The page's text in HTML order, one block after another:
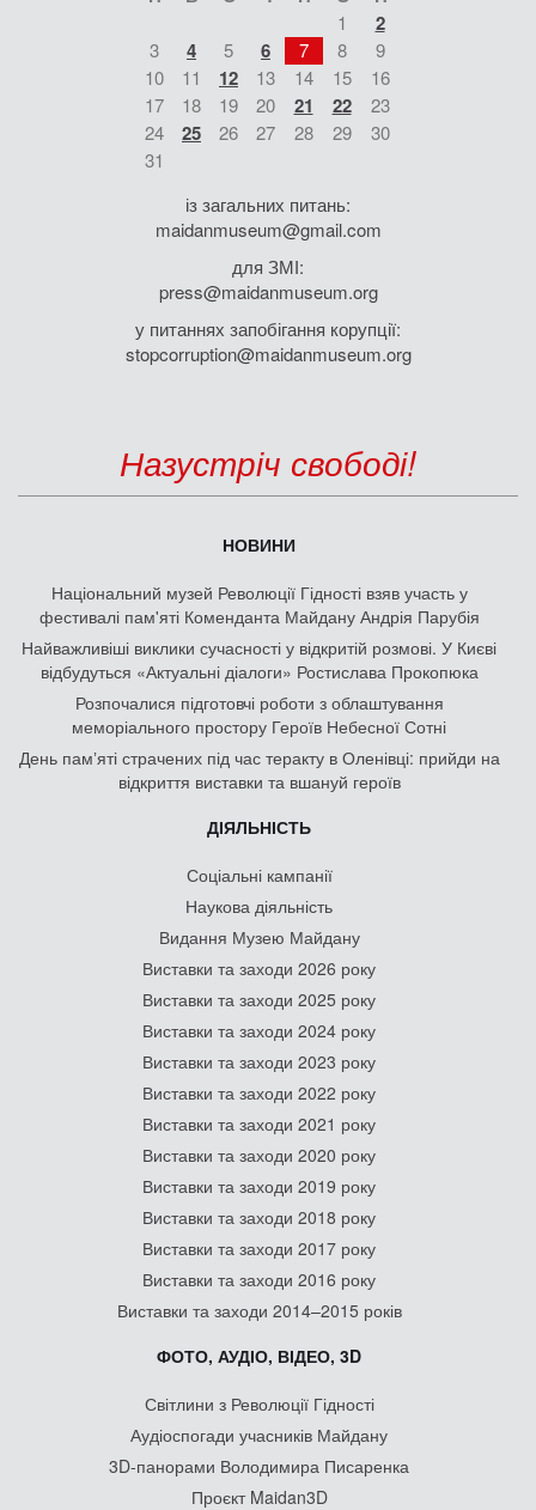
1 2
3 4 5 6 7 8
9
10
11 12 13 14 15
16
17
18 19 20 21 22
23
24
25 26 27 28 29
30
31
із загальних питань:
maidanmuseum@gmail.com
для ЗМІ:
press@maidanmuseum.org
у питаннях запобігання корупції:
stopcorruption@maidanmuseum.org
Назустріч свободі!
НОВИНИ
Національний музей Революції Гідності взяв участь у
фестивалі пам'яті Коменданта Майдану Андрія Парубія
Найважливіші виклики сучасності у відкритій розмові. У Києві
відбудуться «Актуальні діалоги» Ростислава Прокопюка
Розпочалися підготовчі роботи з облаштування
меморіального простору Героїв Небесної Сотні
День памʼяті страчених під час теракту в Оленівці: прийди на
відкриття виставки та вшануй героїв
ДІЯЛЬНІСТЬ
Соціальні кампанії
Наукова діяльність
Видання Музею Майдану
Виставки та заходи 2026 року
Виставки та заходи 2025 року
Виставки та заходи 2024 року
Виставки та заходи 2023 року
Виставки та заходи 2022 року
Виставки та заходи 2021 року
Виставки та заходи 2020 року
Виставки та заходи 2019 року
Виставки та заходи 2018 року
Виставки та заходи 2017 року
Виставки та заходи 2016 року
Виставки та заходи 2014–2015 років
ФОТО, АУДІО, ВІДЕО, 3D
Світлини з Революції Гідності
Аудіоспогади учасників Майдану
3D-панорами Володимира Писаренка
Проєкт Maidan3D